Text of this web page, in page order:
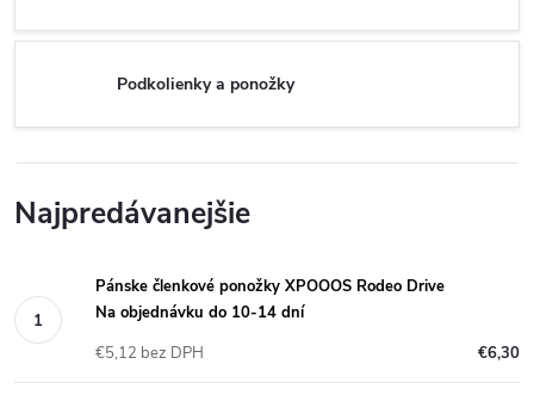
Podkolienky a ponožky
Najpredávanejšie
Pánske členkové ponožky XPOOOS Rodeo Drive
Na objednávku do 10-14 dní
€6,30
€5,12 bez DPH